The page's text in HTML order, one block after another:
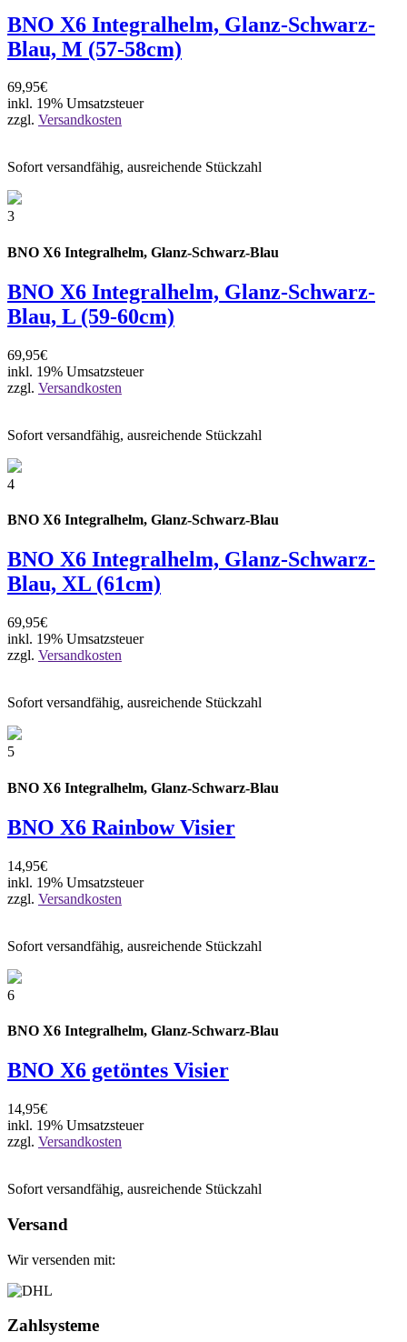
BNO X6 Integralhelm, Glanz-Schwarz-
Blau, M (57-58cm)
69,95€
inkl. 19% Umsatzsteuer
zzgl. Versandkosten
Sofort versandfähig, ausreichende Stückzahl
3
BNO X6 Integralhelm, Glanz-Schwarz-Blau
BNO X6 Integralhelm, Glanz-Schwarz-
Blau, L (59-60cm)
69,95€
inkl. 19% Umsatzsteuer
zzgl. Versandkosten
Sofort versandfähig, ausreichende Stückzahl
4
BNO X6 Integralhelm, Glanz-Schwarz-Blau
BNO X6 Integralhelm, Glanz-Schwarz-
Blau, XL (61cm)
69,95€
inkl. 19% Umsatzsteuer
zzgl. Versandkosten
Sofort versandfähig, ausreichende Stückzahl
5
BNO X6 Integralhelm, Glanz-Schwarz-Blau
BNO X6 Rainbow Visier
14,95€
inkl. 19% Umsatzsteuer
zzgl. Versandkosten
Sofort versandfähig, ausreichende Stückzahl
6
BNO X6 Integralhelm, Glanz-Schwarz-Blau
BNO X6 getöntes Visier
14,95€
inkl. 19% Umsatzsteuer
zzgl. Versandkosten
Sofort versandfähig, ausreichende Stückzahl
Versand
Wir versenden mit:
Zahlsysteme